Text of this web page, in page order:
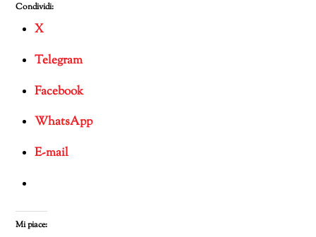
Condividi:
X
Telegram
Facebook
WhatsApp
E-mail
Mi piace: